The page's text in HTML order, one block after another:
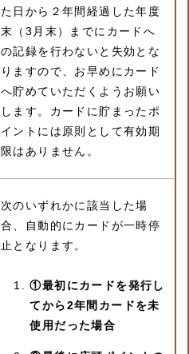
た日から２年間経過した年度
末（3月末）までにカードへ
の記録を行わないと失効とな
りますので、お早めにカード
へ貯めていただくようお願い
します。カードに貯まったポ
イントには原則として有効期
限はありません。
次のいずれかに該当した場
合、自動的にカードが一時停
止となります。
①最初にカードを発行し
てから2年間カードを未
使用だった場合